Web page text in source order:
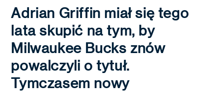
Adrian Griffin miał się tego
lata skupić na tym, by
Milwaukee Bucks znów
powalczyli o tytuł.
Tymczasem nowy